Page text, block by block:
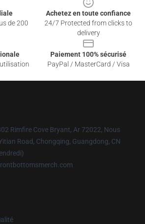
de 200
Achetez en toute confiance
24/7 Protected from clicks to
delivery
Paiement 100% sécurisé
PayPal / MasterCard / Visa
Rimfire Cove Bryant, Ar 72022, Nous
Road, Chongqing, Guangdong, CN